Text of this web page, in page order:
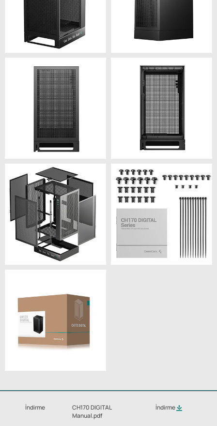
İndirme
CH170 DIGITAL
Manual.pdf
İndirme